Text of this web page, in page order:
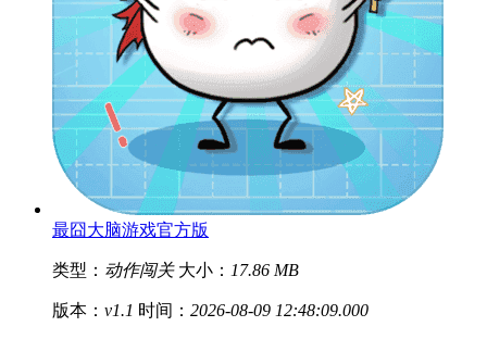
最囧大脑游戏官方版
类型： 动作闯关 大小： 17.86 MB
版本： v1.1 时间： 2026-08-09 12:48:09.000